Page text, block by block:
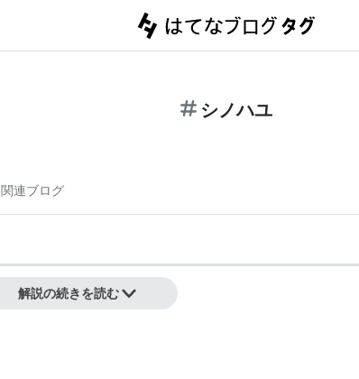
シノハユ
関連ブログ
」参照
解説の続きを読む